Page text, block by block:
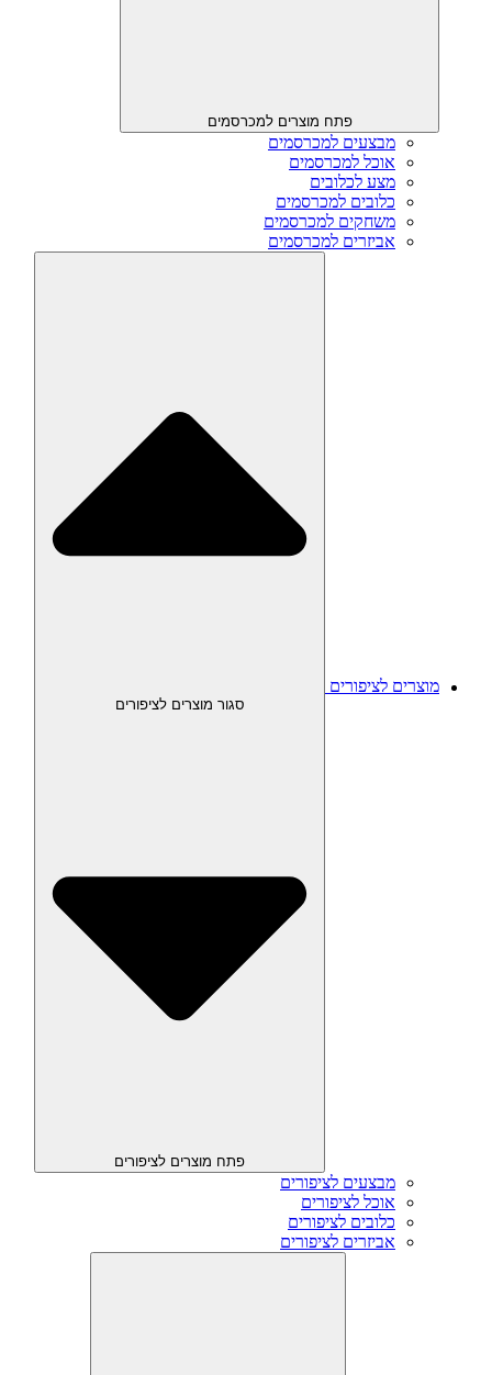
פתח מוצרים למכרסמים
מבצעים למכרסמים
אוכל למכרסמים
מצע לכלובים
כלובים למכרסמים
משחקים למכרסמים
אביזרים למכרסמים
מוצרים לציפורים
סגור מוצרים לציפורים
פתח מוצרים לציפורים
מבצעים לציפורים
אוכל לציפורים
כלובים לציפורים
אביזרים לציפורים